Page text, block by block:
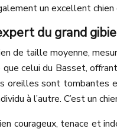
un excellent
du grand
de taille moyenne,
celui du Basset,
oreilles sont tombantes
à l’autre. C’est un
courageux, tenace et